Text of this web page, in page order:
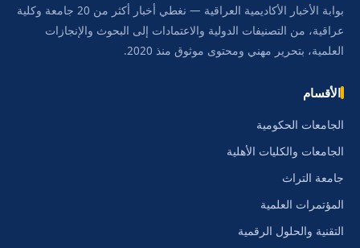
بوابة الأخبار الأكاديمية العراقية — نغطي أخبار أكثر من 20 جامعة وكلية
عراقية، من التصنيفات الدولية والاعتمادات إلى البحوث والإنجازات
العلمية، بتحرير مهني ومحتوى موثوق منذ 2020.
الأقسام
الجامعات الحكومية
الجامعات والكليات الأهلية
جامعة التراث
المؤتمرات العلمية
التقنية والحلول الرقمية